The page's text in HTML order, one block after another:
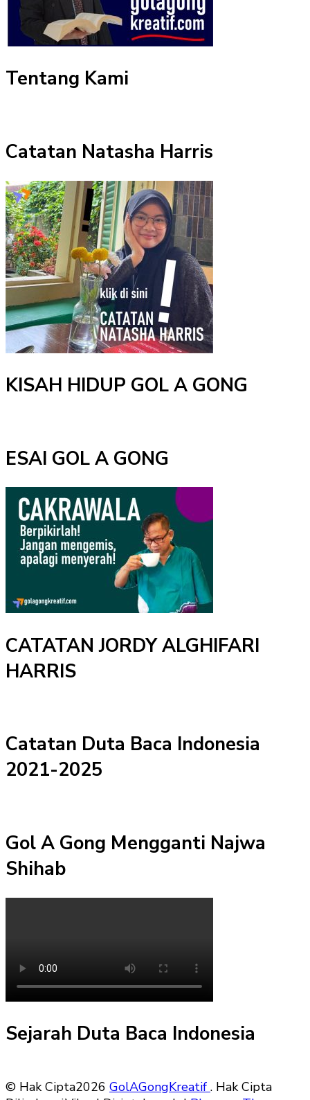
Tentang Kami
Catatan Natasha Harris
KISAH HIDUP GOL A GONG
ESAI GOL A GONG
CATATAN JORDY ALGHIFARI
HARRIS
Catatan Duta Baca Indonesia
2021-2025
Gol A Gong Mengganti Najwa
Shihab
Sejarah Duta Baca Indonesia
© Hak Cipta2026 GolAGongKreatif . Hak Cipta